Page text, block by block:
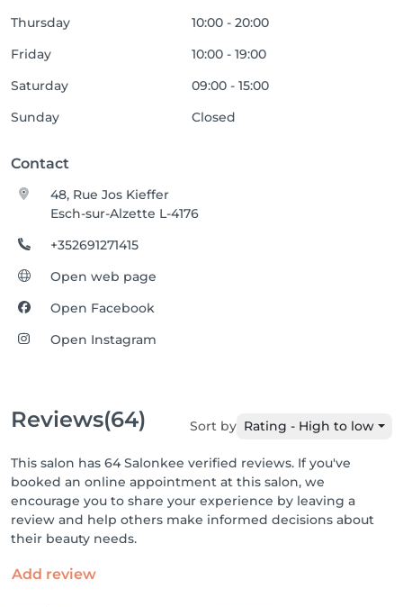
Thursday
10:00 - 20:00
Friday
10:00 - 19:00
Saturday
09:00 - 15:00
Sunday
Closed
Contact
48, Rue Jos Kieffer
Esch-sur-Alzette L-4176
+352691271415
Open web page
Open Facebook
Open Instagram
Reviews(64) Sort by Rating - High to low
This salon has 64 Salonkee verified reviews. If you've
booked an online appointment at this salon, we
encourage you to share your experience by leaving a
review and help others make informed decisions about
their beauty needs.
Add review